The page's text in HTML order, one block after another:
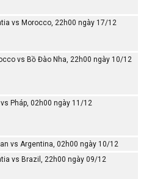
vs Morocco, 22h00 ngày 17/12
vs Bồ Đào Nha, 22h00 ngày 10/12
Pháp, 02h00 ngày 11/12
vs Argentina, 02h00 ngày 10/12
vs Brazil, 22h00 ngày 09/12